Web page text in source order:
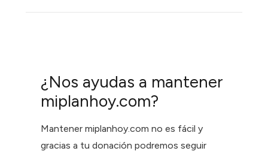
¿Nos ayudas a mantener
miplanhoy.com?
Mantener miplanhoy.com no es fácil y
gracias a tu donación podremos seguir